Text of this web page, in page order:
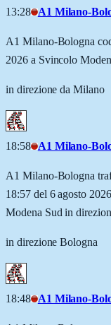
13:28 A1 Milano-
A1 Milano-Bologna
2026 a Svincolo
in direzione da Milano
18:58 A1 Milano-
A1 Milano-Bologna
18:57 del 6 agosto
Modena Sud in
in direzione Bologna
18:48 A1 Milano-